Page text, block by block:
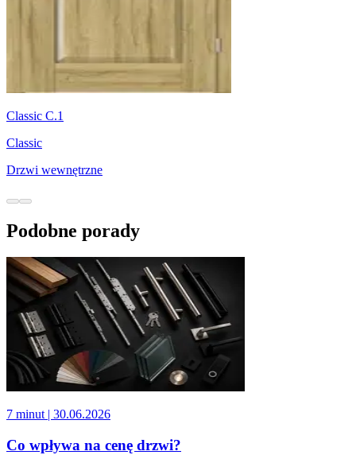
Classic C.1
Classic
Drzwi wewnętrzne
Podobne porady
7 minut| 30.06.2026
Co wpływa na cenę drzwi?